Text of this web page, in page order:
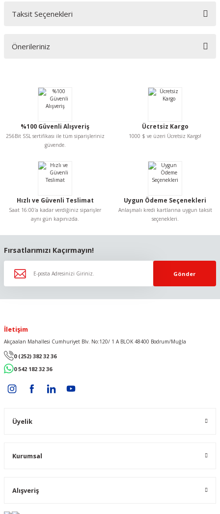
Bu ürüne ilk yorumu siz yapın!
Taksit Seçenekleri
Önerileriniz
Görüş ve önerileriniz için teşekkür ederiz.
Ürün açıklamasında eksik bilgiler bulunuyor.
Ürün bilgilerinde hatalar bulunuyor.
Bu ürüne benzer farklı alternatifler olmalı.
%100 Güvenli Alışveriş
256Bit SSL sertifikası ile tüm siparişleriniz
güvende.
Ücretsiz Kargo
1000 $ ve üzeri Ücretsiz Kargo!
Hızlı ve Güvenli Teslimat
Saat 16:00'a kadar verdiğiniz siparişler
aynı gün kapınızda.
Uygun Ödeme Seçenekleri
Anlaşmalı kredi kartlarına uygun taksit
seçenekleri.
Fırsatlarımızı Kaçırmayın!
Gönder
İletişim
Akçaalan Mahallesi Cumhuriyet Blv. No:120/ 1 A BLOK 48400 Bodrum/Muğla
0 (252) 382 32 36
0 542 182 32 36
Üyelik
Kurumsal
Alışveriş